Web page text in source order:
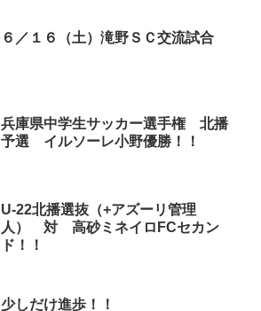
６／１６（土）滝野ＳＣ交流試合
兵庫県中学生サッカー選手権 北播
予選 イルソーレ小野優勝！！
U-22北播選抜（+アズーリ管理
人） 対 高砂ミネイロFCセカン
ド！！
少しだけ進歩！！